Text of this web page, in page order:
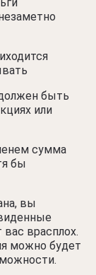
быть
или
сумма
бы
вы
врасплох.
можно будет